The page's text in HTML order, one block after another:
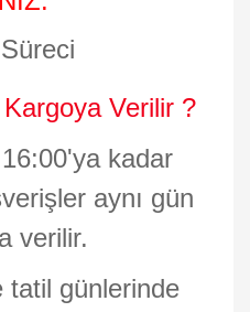
Verilir ?
kadar
aynı gün
verilir.
tatil günlerinde